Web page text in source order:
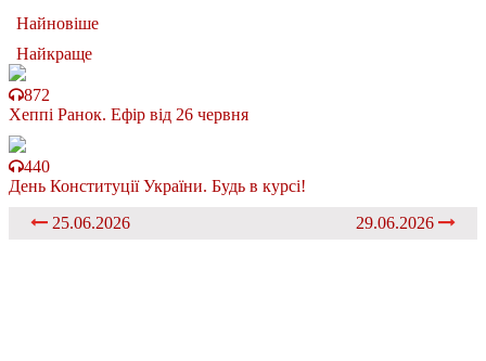
Найновіше
Найкраще
872
Хеппі Ранок. Ефір від 26 червня
440
День Конституції України. Будь в курсі!
25.06.2026
29.06.2026